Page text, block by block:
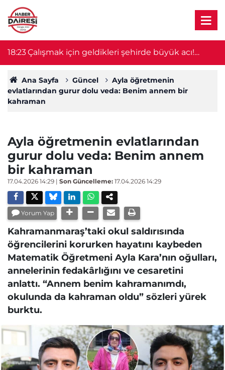
18:23Çalışmak için geldikleri şehirde büyük acı!
Ağabey öldü, 14 yaşındaki kardeşin durumu
ağır
Ana Sayfa Güncel
Ayla öğretmenin
evlatlarından gurur dolu veda: Benim annem bir
kahraman
Ayla öğretmenin evlatlarından
gurur dolu veda: Benim annem
bir kahraman
17.04.2026 14:29 | Son Güncelleme: 17.04.2026 14:29
Yorum Yap
Kahramanmaraş’taki okul saldırısında
öğrencilerini korurken hayatını kaybeden
Matematik Öğretmeni Ayla Kara’nın oğulları,
annelerinin fedakârlığını ve cesaretini
anlattı. “Annem benim kahramanımdı,
okulunda da kahraman oldu” sözleri yürek
burktu.